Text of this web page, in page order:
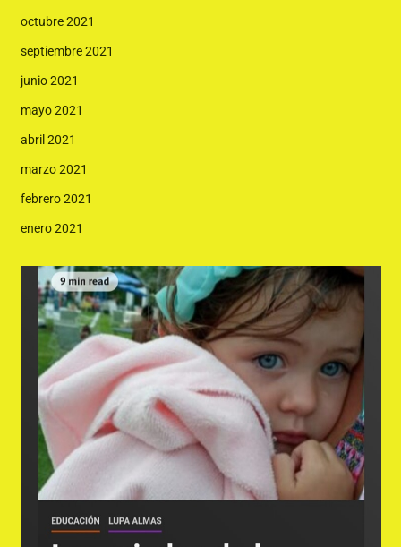
octubre 2021
septiembre 2021
junio 2021
mayo 2021
abril 2021
marzo 2021
febrero 2021
enero 2021